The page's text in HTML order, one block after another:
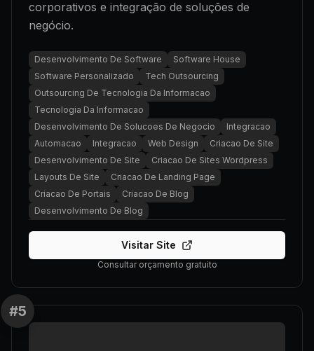
corporativos e integração de soluções de
negócio.
Desenvolvimento De Software
Software House
Software Personalizado
Tech Outsourcing
Outsourcing De Tecnologia Da Informacao
Tecnologia Da Informacao
Desenvolvimento De Solucoes De Negocio
Integracao
Automacao
Integracao Web Design
Criacao De Site
Desenvolvimento De Site
Criacao De Sites Wordpress
Layouts De Site
Criacao De Landing Page
Criacao De Portais
Criacao De Blog
Desenvolvimento De Blog
Visitar Site
Consultar orçamento gratuito
#5